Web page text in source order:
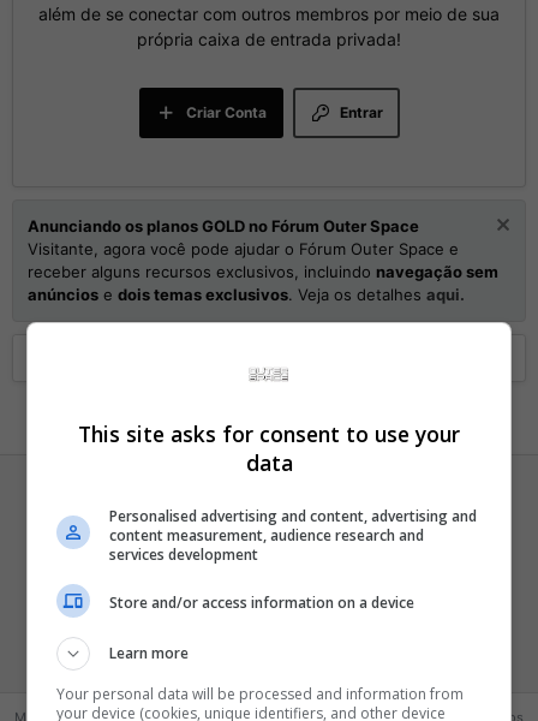
além de se conectar com outros membros por meio de sua
própria caixa de entrada privada!
Entrar
Criar Conta
Anunciando os planos GOLD no Fórum Outer Space
Visitante, agora você pode ajudar o Fórum Outer Space e
receber alguns recursos exclusivos, incluindo navegação sem
anúncios e dois temas exclusivos. Veja os detalhes aqui.
bolO
Mensagens Reações Pontos
This site asks for consent to use your
data
Personalised advertising and content, advertising and
content measurement, audience research and
services development
Store and/or access information on a device
Learn more
Your personal data will be processed and information from
your device (cookies, unique identifiers, and other device